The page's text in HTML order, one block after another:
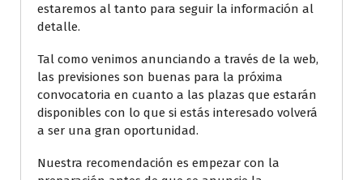
estaremos al tanto para seguir la información al
detalle.
Tal como venimos anunciando a través de la web,
las previsiones son buenas para la próxima
convocatoria en cuanto a las plazas que estarán
disponibles con lo que si estás interesado volverá
a ser una gran oportunidad.
Nuestra recomendación es empezar con la